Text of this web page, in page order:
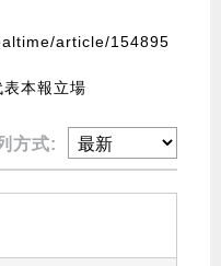
article/154895
本報立場
方式: